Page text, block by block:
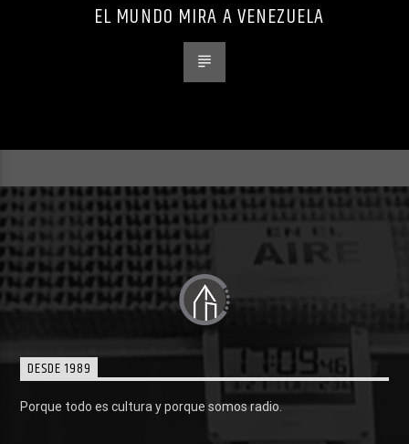
EL MUNDO MIRA A VENEZUELA
DESDE 1989
Porque todo es cultura y porque somos radio.